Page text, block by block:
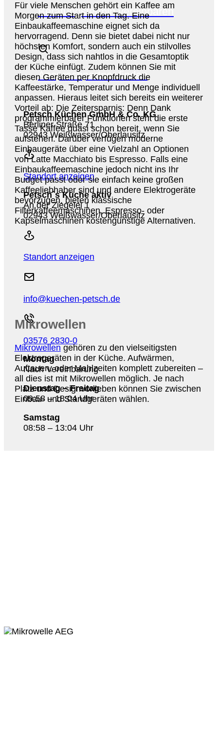
Beratungstermin vereinbaren
Ansprechpartner finden
Petsch Küchen GmbH & Co. KG
Berliner Straße 71
02943 Weißwasser/Oberlausitz
Standort anzeigen
Petsch´s Küche aktiv
An der Ziegelei 1
02943 Weißwasser/Oberlausitz
Standort anzeigen
info@kuechen-petsch.de
03576 2830-0
Montag
Nach Vereinbarung
Dienstag – Freitag
09:58 – 18:04 Uhr
Samstag
08:58 – 13:04 Uhr
Für viele Menschen gehört ein Kaffee am
Morgen zum Start in den Tag. Eine
Einbaukaffeemaschine eignet sich da
hervorragend. Denn sie bietet dabei nicht nur
höchsten Komfort, sondern auch ein stilvolles
Design, dass sich nahtlos in die Gesamtoptik
der Küche einfügt. Zudem können Sie mit
diesen Geräten per Knopfdruck die
Kaffeestärke, Temperatur und Menge individuell
anpassen. Hieraus leitet sich bereits ein weiterer
Vorteil ab: Die Zeitersparnis: Denn Dank
programmierbarer Funktionen steht die erste
Tasse Kaffee quasi schon bereit, wenn Sie
aufstehen. Darüber verfügen moderne
Einbaugeräte über eine Vielzahl an Optionen
von Latte Macchiato bis Espresso. Falls eine
Einbaukaffeemaschine jedoch nicht ins Ihr
Budget passt oder sie einfach keine großen
Kaffeeliebhaber sind und andere Elektrogeräte
bevorzugen, bieten klassische
Filterkaffeemaschinen, Espresso- oder
Kapselmaschinen kostengünstige Alternativen.
Mikrowellen
Mikrowellen gehören zu den vielseitigsten
Elektrogeräten in der Küche. Aufwärmen,
Auftauen, oder Mahlzeiten komplett zubereiten –
all dies ist mit Mikrowellen möglich. Je nach
Platz und Designvorlieben können Sie zwischen
Einbau- und Standgeräten wählen.